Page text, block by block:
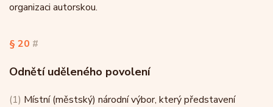
organizaci autorskou.
§ 20 #
Odnětí uděleného povolení
(1) Místní (městský) národní výbor, který představení